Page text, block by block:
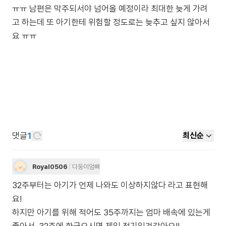
ㅠㅠ 남편은 막주되서야 넘어올 예정이라 최대한 늦게 가려
고 하는데 또 아기한테 위험할 정도로는 늦추고 싶지 않아서
요 ㅠㅠ
댓글1 최신순
Royal0506 다둥이엄빠
32주부터는 아기가 언제 나와도 이상하지않다 라고 표현해
요!
하지만 아기를 위해 적어도 35주까지는 엄마 배속에 있는게